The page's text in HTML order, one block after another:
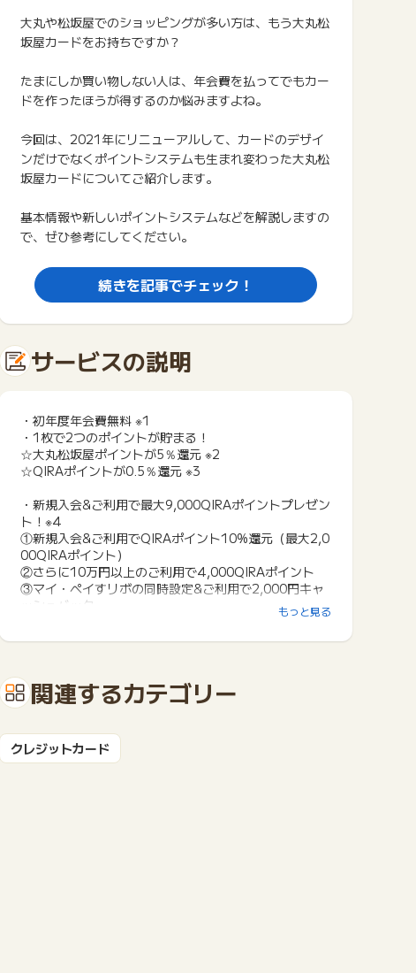
大丸や松坂屋でのショッピングが多い方は、もう大丸松
坂屋カードをお持ちですか？
たまにしか買い物しない人は、年会費を払ってでもカー
ドを作ったほうが得するのか悩みますよね。
今回は、2021年にリニューアルして、カードのデザイ
ンだけでなくポイントシステムも生まれ変わった大丸松
坂屋カードについてご紹介します。
基本情報や新しいポイントシステムなどを解説しますの
で、ぜひ参考にしてください。
続きを記事でチェック！
サービスの説明
・初年度年会費無料 ※1
・1枚で2つのポイントが貯まる！
☆大丸松坂屋ポイントが5％還元 ※2
☆QIRAポイントが0.5％還元 ※3
・新規入会&ご利用で最大9,000QIRAポイントプレゼン
ト！※4
①新規入会&ご利用でQIRAポイント10%還元（最大2,0
00QIRAポイント）
②さらに10万円以上のご利用で4,000QIRAポイント
③マイ・ペイすリボの同時設定&ご利用で2,000円キャ
ッシュバック
④キャッシング枠設定&ショッピングご利用で最大1,00
0円キャッシュバック
・簡単・便利！Visaタッチ決済/ApplePayでラクラク支
払い可能
・会員様限定の特別優待サービス有（エステ・グルメな
ど）
もっと見る
関連するカテゴリー
クレジットカード